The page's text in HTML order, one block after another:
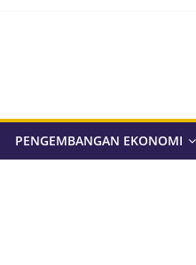
PENGEMBANGAN EKONOMI